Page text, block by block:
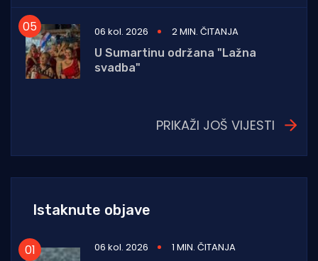
06 kol. 2026
2 MIN. ČITANJA
U Sumartinu održana "Lažna
svadba"
PRIKAŽI JOŠ VIJESTI
Istaknute objave
06 kol. 2026
1 MIN. ČITANJA